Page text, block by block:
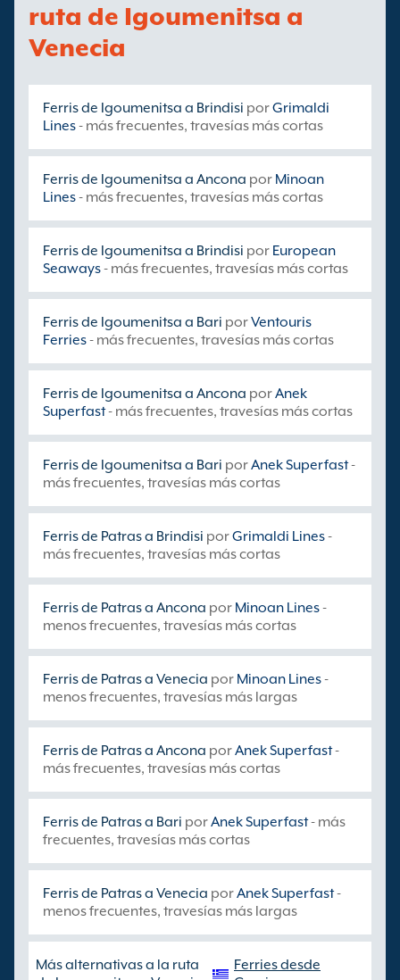
ruta de Igoumenitsa a
Venecia
Ferris de Igoumenitsa a Brindisi porGrimaldi
Lines- más frecuentes, travesías más cortas
Ferris de Igoumenitsa a Ancona por Minoan
Lines- más frecuentes, travesías más cortas
Ferris de Igoumenitsa a Brindisi por European
Seaways- más frecuentes, travesías más cortas
Ferris de Igoumenitsa a Bari porVentouris
Ferries- más frecuentes, travesías más cortas
Ferris de Igoumenitsa a Ancona porAnek
Superfast- más frecuentes, travesías más cortas
Ferris de Igoumenitsa a Bari porAnek Superfast-
más frecuentes, travesías más cortas
Ferris de Patras a Brindisi porGrimaldi Lines-
más frecuentes, travesías más cortas
Ferris de Patras a Ancona por Minoan Lines-
menos frecuentes, travesías más cortas
Ferris de Patras a Venecia por Minoan Lines-
menos frecuentes, travesías más largas
Ferris de Patras a Ancona porAnek Superfast-
más frecuentes, travesías más cortas
Ferris de Patras a Bari porAnek Superfast- más
frecuentes, travesías más cortas
Ferris de Patras a Venecia porAnek Superfast-
menos frecuentes, travesías más largas
Más alternativas a la ruta
Ferries desde